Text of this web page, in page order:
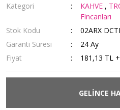
Kategori KAHVE ,
Fincanları
Stok Kodu
02ARX
Garanti Süresi
24 Ay
Fiyat
181,13 TL
GELİNCE